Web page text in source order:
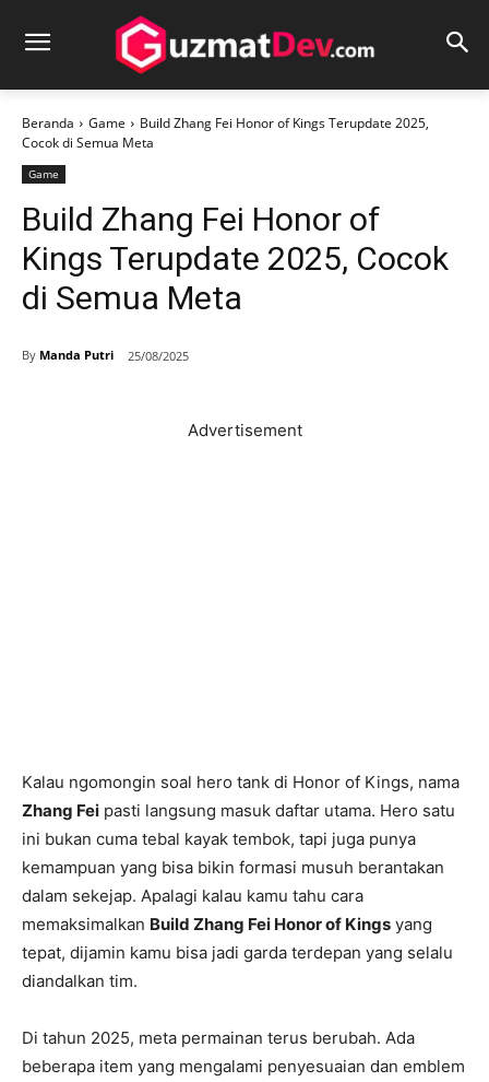
Beranda Game
Build Zhang Fei Honor of Kings Terupdate 2025,
Cocok di Semua Meta
Game
Build Zhang Fei Honor of
Kings Terupdate 2025, Cocok
di Semua Meta
By Manda Putri 25/08/2025
Advertisement
Kalau ngomongin soal hero tank di Honor of Kings, nama
Zhang Fei pasti langsung masuk daftar utama. Hero satu
ini bukan cuma tebal kayak tembok, tapi juga punya
kemampuan yang bisa bikin formasi musuh berantakan
dalam sekejap. Apalagi kalau kamu tahu cara
memaksimalkan Build Zhang Fei Honor of Kings yang
tepat, dijamin kamu bisa jadi garda terdepan yang selalu
diandalkan tim.
Di tahun 2025, meta permainan terus berubah. Ada
beberapa item yang mengalami penyesuaian dan emblem